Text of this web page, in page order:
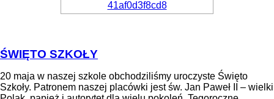
ŚWIĘTO SZKOŁY
20 maja w naszej szkole obchodziliśmy uroczyste Święto
Szkoły. Patronem naszej placówki jest św. Jan Paweł II – wielki